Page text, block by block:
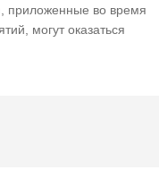
могут оказаться